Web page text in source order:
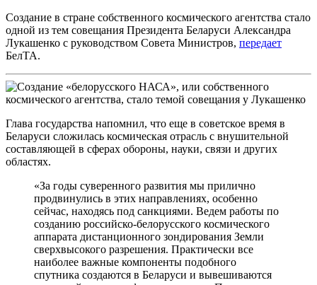
Создание в стране собственного космического агентства стало
одной из тем совещания Президента Беларуси Александра
Лукашенко с руководством Совета Министров, передает
БелТА.
Глава государства напомнил, что еще в советское время в
Беларуси сложилась космическая отрасль с внушительной
составляющей в сферах обороны, науки, связи и других
областях.
«За годы суверенного развития мы прилично
продвинулись в этих направлениях, особенно
сейчас, находясь под санкциями. Ведем работы по
созданию российско-белорусского космического
аппарата дистанционного зондирования Земли
сверхвысокого разрешения. Практически все
наиболее важные компоненты подобного
спутника создаются в Беларуси и вывешиваются